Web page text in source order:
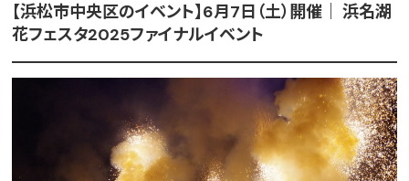
【浜松市中央区のイベント】6月7日（土）開催｜ 浜名湖
花フェスタ2025ファイナルイベント